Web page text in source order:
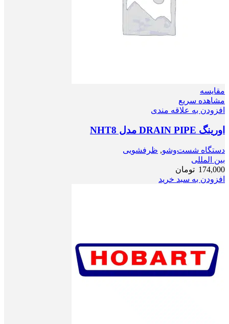
مقایسه
مشاهده سریع
افزودن به علاقه مندی
اورينگ DRAIN PIPE مدل NHT8
دستگاه شست‌و‌شو, ظرفشویی
بین المللی
174,000 تومان
افزودن به سبد خرید